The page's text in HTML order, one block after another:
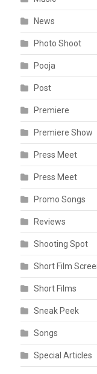
News
Photo Shoot
Pooja
Post
Premiere
Premiere Show
Press Meet
Press Meet
Promo Songs
Reviews
Shooting Spot
Short Film
Short Films
Sneak Peek
Songs
Special Articles